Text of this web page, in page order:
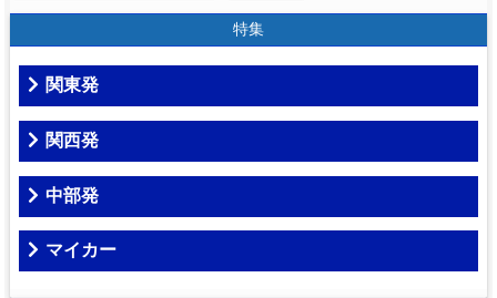
特集
関東発
関西発
中部発
マイカー